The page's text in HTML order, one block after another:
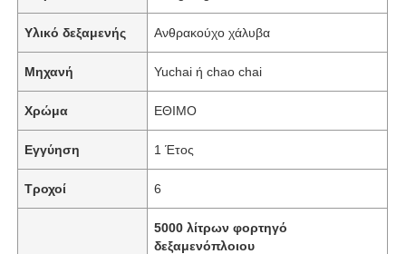
Γύρος εργοστασίων
Ποιοτικός έλεγχος
επαφή
Νέα
Υλικό δεξαμενής Ανθρακούχο χάλυβα
Μηχανή Yuchai ή chao chai
Χρώμα ΕΘΙΜΟ
Εγγύηση 1 Έτος
Τροχοί 6
5000 λίτρων φορτηγό
δεξαμενόπλοιου